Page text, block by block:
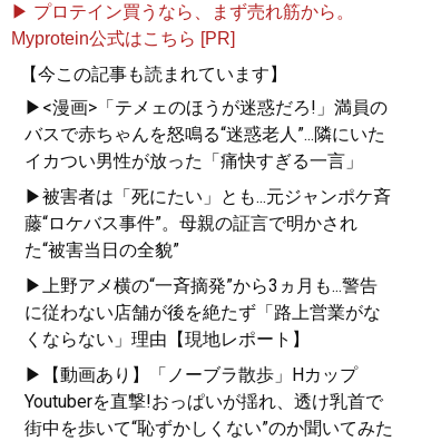
▶ プロテイン買うなら、まず売れ筋から。
Myprotein公式はこちら [PR]
【今この記事も読まれています】
▶<漫画>「テメェのほうが迷惑だろ!」満員の
バスで赤ちゃんを怒鳴る“迷惑老人”...隣にいた
イカつい男性が放った「痛快すぎる一言」
▶被害者は「死にたい」とも...元ジャンポケ斉
藤“ロケバス事件”。母親の証言で明かされ
た“被害当日の全貌”
▶上野アメ横の“一斉摘発”から3ヵ月も...警告
に従わない店舗が後を絶たず「路上営業がな
くならない」理由【現地レポート】
▶【動画あり】「ノーブラ散歩」Hカップ
Youtuberを直撃!おっぱいが揺れ、透け乳首で
街中を歩いて“恥ずかしくない”のか聞いてみた